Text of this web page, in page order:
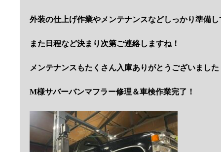
外装の仕上げ作業やメンテナンスなどしっかり準備
また日程など決まり次第ご連絡しますね！
メンテナンスもたくさん入庫ありがとうございました
M様サバーバンマフラー修理＆車検作業完了！